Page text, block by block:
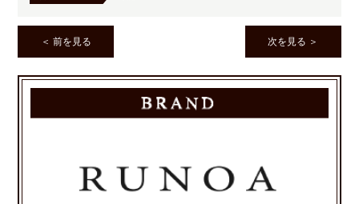
＜ 前を見る 次を見る ＞